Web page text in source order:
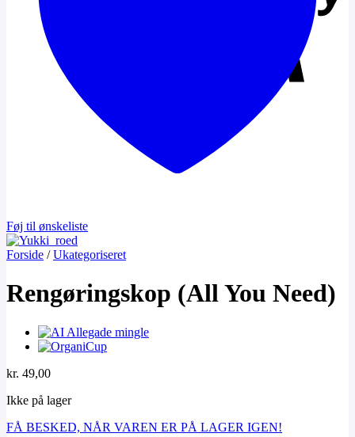
Føj til ønskeliste
Forside / Ukategoriseret
Rengøringskop (All You Need)
kr. 49,00
Ikke på lager
FÅ BESKED, NÅR VAREN ER PÅ LAGER IGEN!